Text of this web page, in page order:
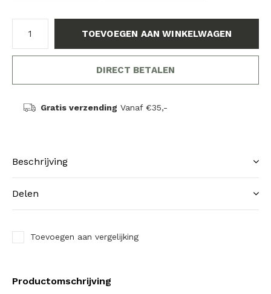
TOEVOEGEN AAN WINKELWAGEN
DIRECT BETALEN
Gratis verzending Vanaf €35,-
Beschrijving
Delen
Toevoegen aan vergelijking
Productomschrijving